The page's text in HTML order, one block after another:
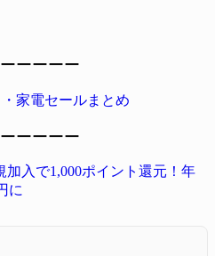
ーーーー
家電セールまとめ
ーーーー
加入で1,000ポイント還元！年
に